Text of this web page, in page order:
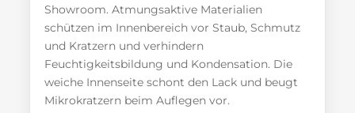
Showroom. Atmungsaktive Materialien
schützen im Innenbereich vor Staub, Schmutz
und Kratzern und verhindern
Feuchtigkeitsbildung und Kondensation. Die
weiche Innenseite schont den Lack und beugt
Mikrokratzern beim Auflegen vor.